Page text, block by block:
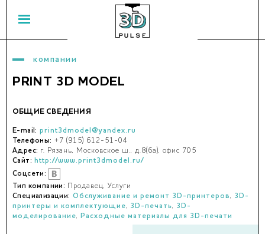
компании
PRINT 3D MODEL
ОБЩИЕ СВЕДЕНИЯ
E-mail: print3dmodel@yandex.ru
Телефоны: +7 (915) 612-51-04
Адрес: г. Рязань, Московское ш., д.8(6а), офис 705
Сайт: http://www.print3dmodel.ru/
Соцсети:
Тип компании:
Продавец, Услуги
Специализации: Обслуживание и ремонт 3D-принтеров, 3D-
принтеры и комплектующие, 3D-печать, 3D-
моделирование, Расходные материалы для 3D-печати